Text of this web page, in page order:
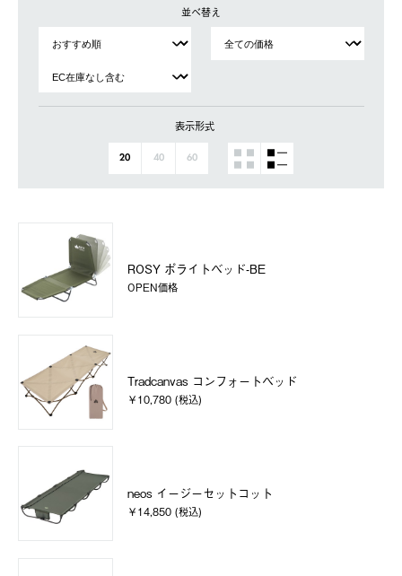
並べ替え
表示形式
20 40 60
ROSY ポライトベッド-BE
OPEN価格
Tradcanvas コンフォートベッド
￥10,780 (税込)
neos イージーセットコット
￥14,850 (税込)